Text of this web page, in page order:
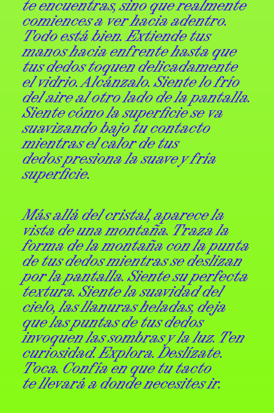
te encuentras, sino que realmente
comiences a ver hacia adentro.
Todo está bien. Extiende tus
manos hacia enfrente hasta que
tus dedos toquen delicadamente
el vidrio. Alcánzalo. Siente lo frío
del aire al otro lado de la pantalla.
Siente cómo la superficie se va
suavizando bajo tu contacto
mientras el calor de tus
dedos presiona la suave y fría
superficie.
Más allá del cristal, aparece la
vista de una montaña. Traza la
forma de la montaña con la punta
de tus dedos mientras se deslizan
por la pantalla. Siente su perfecta
textura. Siente la suavidad del
cielo, las llanuras heladas, deja
que las puntas de tus dedos
invoquen las sombras y la luz. Ten
curiosidad. Explora. Deslízate.
Toca. Confía en que tu tacto
te llevará a donde necesites ir.